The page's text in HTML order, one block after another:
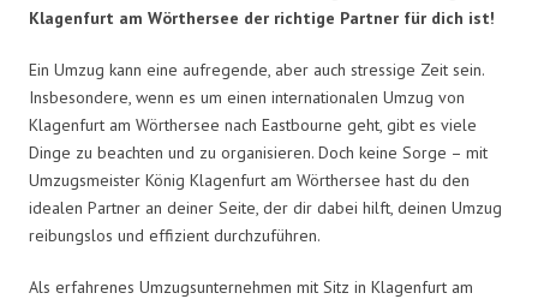
Klagenfurt am Wörthersee der richtige Partner für dich ist!
Ein Umzug kann eine aufregende, aber auch stressige Zeit sein.
Insbesondere, wenn es um einen internationalen Umzug von
Klagenfurt am Wörthersee nach Eastbourne geht, gibt es viele
Dinge zu beachten und zu organisieren. Doch keine Sorge – mit
Umzugsmeister König Klagenfurt am Wörthersee hast du den
idealen Partner an deiner Seite, der dir dabei hilft, deinen Umzug
reibungslos und effizient durchzuführen.
Als erfahrenes Umzugsunternehmen mit Sitz in Klagenfurt am